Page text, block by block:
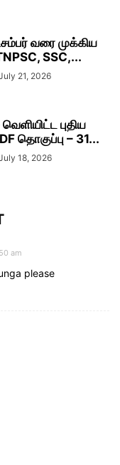
வரை முக்கிய
SSC,...
21, 2026
புதிய
தொகுப்பு – 31...
18, 2026
am
please